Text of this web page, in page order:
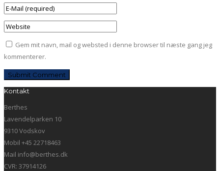
Gem mit navn, mail og websted i denne browser til næste gang jeg
kommenterer.
Kontakt
Berthes
Lavendelparken 10
9310 Vodskov
Mobil +45 22718463
Mail info@berthes.dk
CVR: 37914126